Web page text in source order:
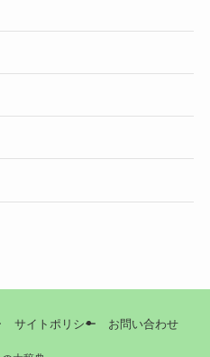
サイトポリシー お問い合わせ